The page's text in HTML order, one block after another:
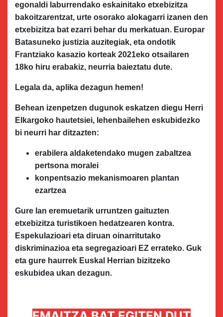
egonaldi laburrendako eskainitako etxebizitza
bakoitzarentzat, urte osorako alokagarri izanen den
etxebizitza bat ezarri behar du merkatuan. Europar
Batasuneko justizia auzitegiak, eta ondotik
Frantziako kasazio korteak 2021eko otsailaren
18ko hiru erabakiz, neurria baieztatu dute.
Legala da, aplika dezagun hemen!
Behean izenpetzen dugunok eskatzen diegu Herri
Elkargoko hautetsiei, lehenbailehen eskubidezko
bi neurri har ditzazten:
erabilera aldaketendako mugen zabaltzea
pertsona moralei
konpentsazio mekanismoaren plantan
ezartzea
Gure lan eremuetarik urruntzen gaituzten
etxebizitza turistikoen hedatzearen kontra.
Espekulazioari eta diruan oinarritutako
diskriminazioa eta segregazioari EZ errateko. Guk
eta gure haurrek Euskal Herrian bizitzeko
eskubidea ukan dezagun.